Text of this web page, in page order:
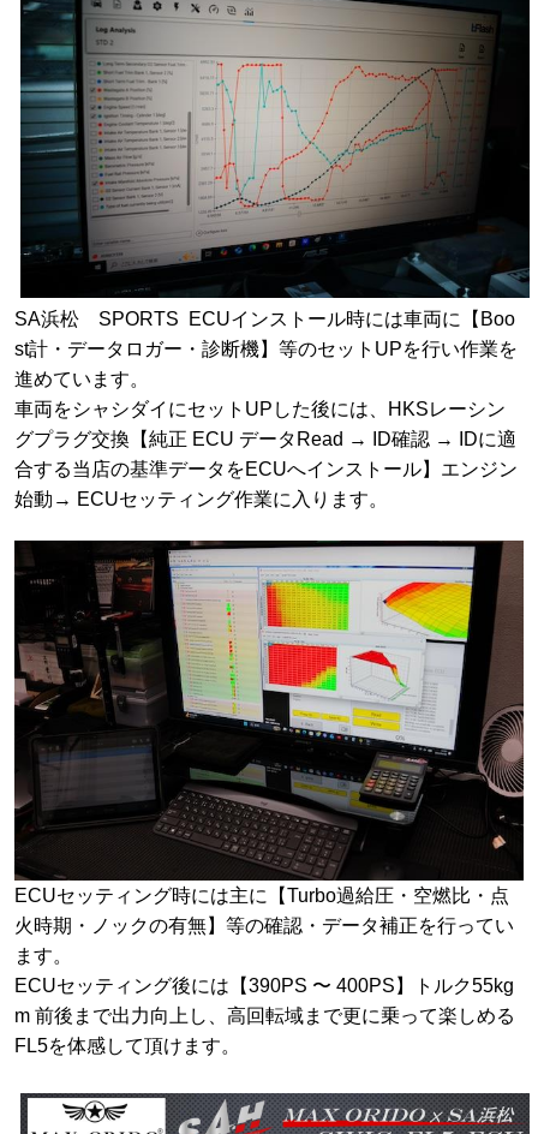
SA浜松 SPORTS ECUインストール時には車両に【Boo
st計・データロガー・診断機】等のセットUPを行い作業を
進めています。
車両をシャシダイにセットUPした後には、HKSレーシン
グプラグ交換【純正 ECU データRead → ID確認 → IDに適
合する当店の基準データをECUへインストール】エンジン
始動→ ECUセッティング作業に入ります。
ECUセッティング時には主に【Turbo過給圧・空燃比・点
火時期・ノックの有無】等の確認・データ補正を行ってい
ます。
ECUセッティング後には【390PS 〜 400PS】トルク55kg
m 前後まで出力向上し、高回転域まで更に乗って楽しめる
FL5を体感して頂けます。